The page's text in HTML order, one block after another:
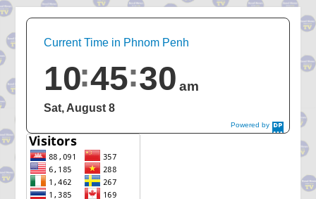
Powered by
DaysPedia.c
Current Time in Phnom Penh
10 45 31 am
Sat, August 8